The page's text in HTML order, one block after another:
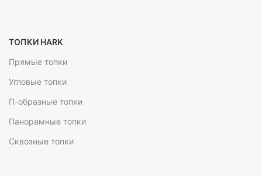
ТОПКИ HARK
Прямые топки
Угловые топки
П-образные топки
Панорамные топки
Сквозные топки